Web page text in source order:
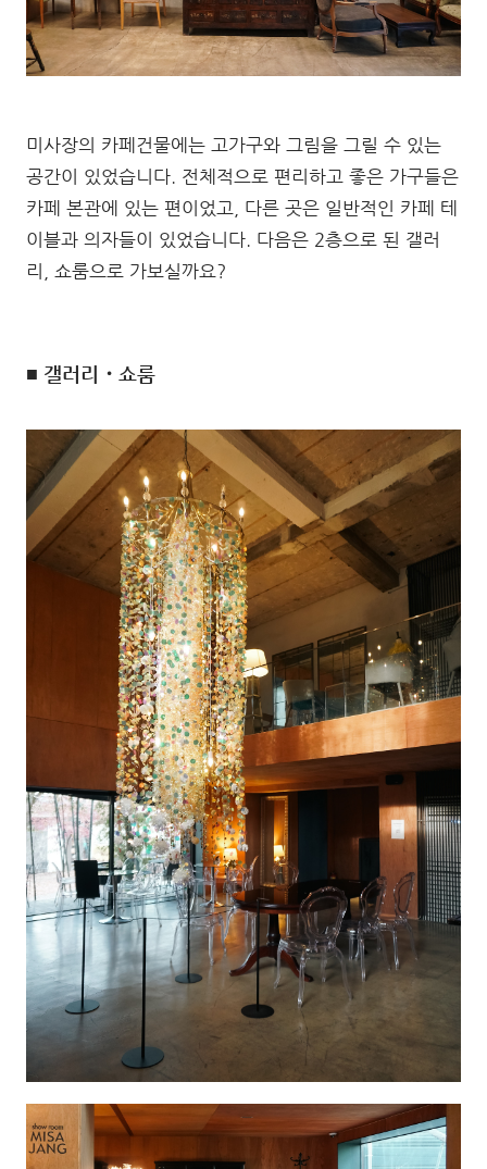
미사장의 카페건물에는 고가구와 그림을 그릴 수 있는
공간이 있었습니다. 전체적으로 편리하고 좋은 가구들은
카페 본관에 있는 편이었고, 다른 곳은 일반적인 카페 테
이블과 의자들이 있었습니다. 다음은 2층으로 된 갤러
리, 쇼룸으로 가보실까요?
■ 갤러리・쇼룸